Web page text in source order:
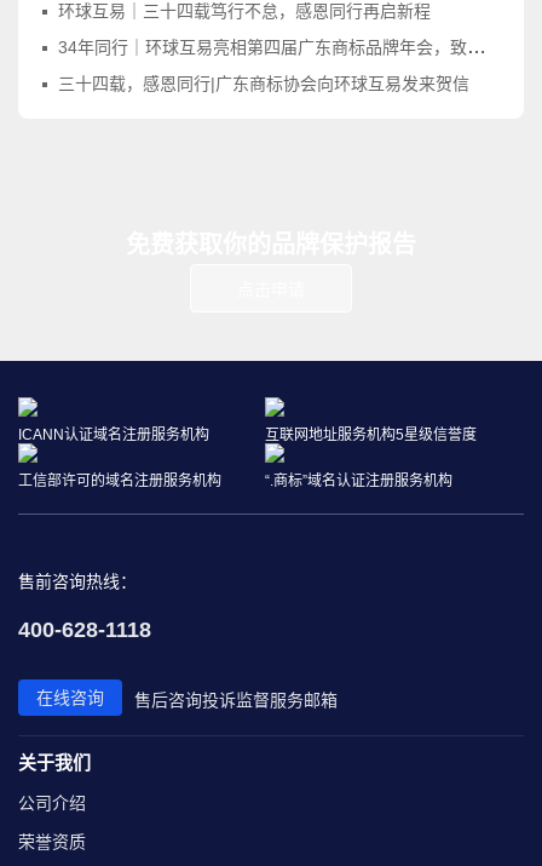
环球互易｜三十四载笃行不怠，感恩同行再启新程
34年同行｜环球互易亮相第四届广东商标品牌年会，致敬品牌守护之路
三十四载，感恩同行|广东商标协会向环球互易发来贺信
ICANN认证域名注册服务机构 互联网地址服务机构5星级信誉度
工信部许可的域名注册服务机构 “.商标”域名认证注册服务机构
售前咨询热线：
400-628-1118
在线咨询 售后咨询投诉监督服务邮箱
关于我们
公司介绍
荣誉资质